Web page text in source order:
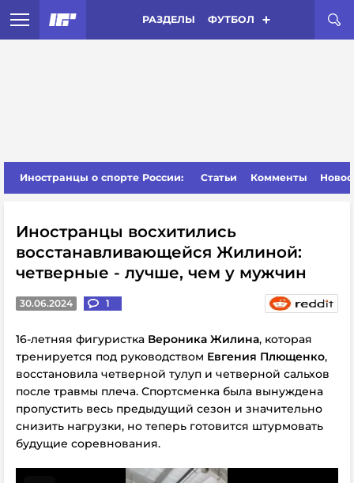
РАЗДЕЛЫ ФУТБОЛ
Иностранцы о спорте России: Статьи Комменты
Иностранцы восхитились
восстанавливающейся Жилиной:
четверные - лучше, чем у мужчин
30.06.2024 1
16-летняя фигуристка Вероника Жилина, которая
тренируется под руководством Евгения Плющенко,
восстановила четверной тулуп и четверной сальхов
после травмы плеча. Спортсменка была вынуждена
пропустить весь предыдущий сезон и значительно
снизить нагрузки, но теперь готовится штурмовать
будущие соревнования.